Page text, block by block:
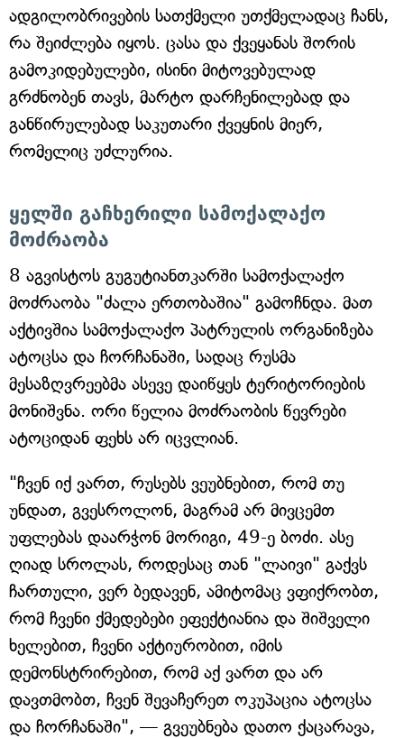
ადგილობრივების სათქმელი უთქმელადაც ჩანს,
რა შეიძლება იყოს. ცასა და ქვეყანას შორის
გამოკიდებულები, ისინი მიტოვებულად
გრძნობენ თავს, მარტო დარჩენილებად და
განწირულებად საკუთარი ქვეყნის მიერ,
რომელიც უძლურია.
ყელში გაჩხერილი სამოქალაქო
მოძრაობა
8 აგვისტოს გუგუტიანთკარში სამოქალაქო
მოძრაობა "ძალა ერთობაშია" გამოჩნდა. მათ
აქტივშია სამოქალაქო პატრულის ორგანიზება
ატოცსა და ჩორჩანაში, სადაც რუსმა
მესაზღვრეებმა ასევე დაიწყეს ტერიტორიების
მონიშვნა. ორი წელია მოძრაობის წევრები
ატოციდან ფეხს არ იცვლიან.
"ჩვენ იქ ვართ, რუსებს ვეუბნებით, რომ თუ
უნდათ, გვესროლონ, მაგრამ არ მივცემთ
უფლებას დაარჭონ მორიგი, 49-ე ბოძი. ასე
ღიად სროლას, როდესაც თან "ლაივი" გაქვს
ჩართული, ვერ ბედავენ, ამიტომაც ვფიქრობთ,
რომ ჩვენი ქმედებები ეფექტიანია და შიშველი
ხელებით, ჩვენი აქტიურობით, იმის
დემონსტრირებით, რომ აქ ვართ და არ
დავთმობთ, ჩვენ შევაჩერეთ ოკუპაცია ატოცსა
და ჩორჩანაში", — გვეუბნება დათო ქაცარავა,